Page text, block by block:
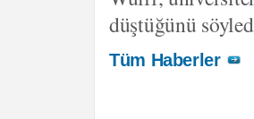
düştüğünü
Tüm Haberler